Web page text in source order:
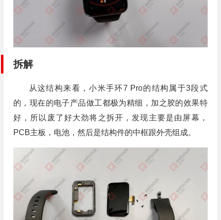
拆解
从这结构来看，小米手环7 Pro的结构属于3段式
的，现在的电子产品做工都极为精细，加之胶的效果特
好，所以废了好大劲将之拆开，发现主要是由屏幕，
PCB主板，电池，然后是结构件的中框跟外壳组成。